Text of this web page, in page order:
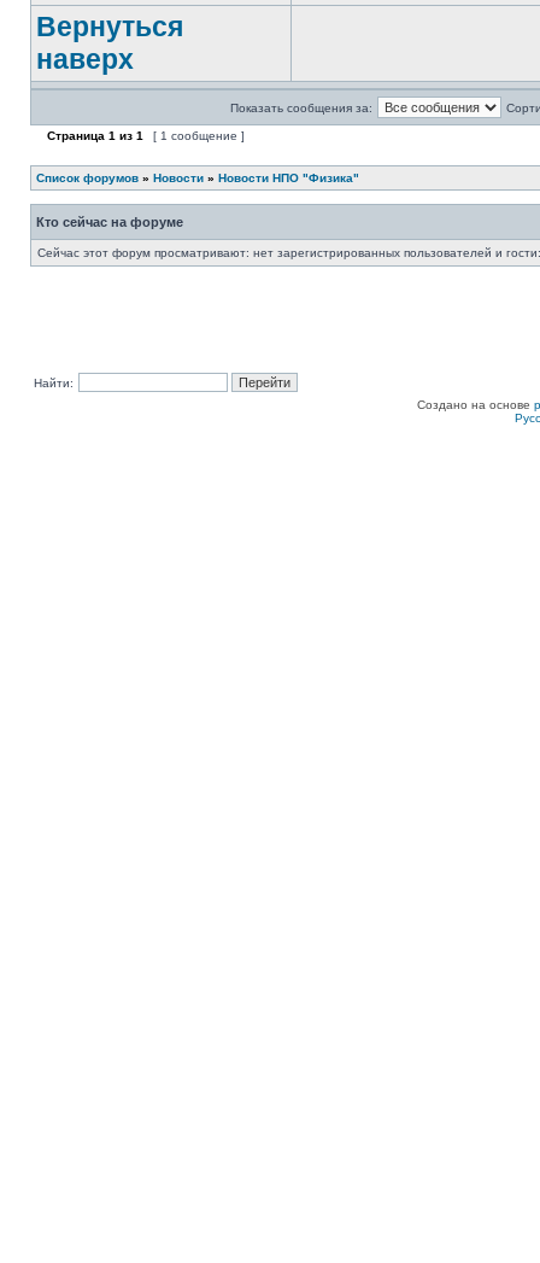
Вернуться
наверх
Показать сообщения за:
Страница 1 из 1 [ 1 сообщение ]
Список форумов » Новости » Новости НПО "Физика"
Кто сейчас на форуме
Сейчас этот форум просматривают: нет зарегистрированных пользователей и
Найти:
Создано на основе